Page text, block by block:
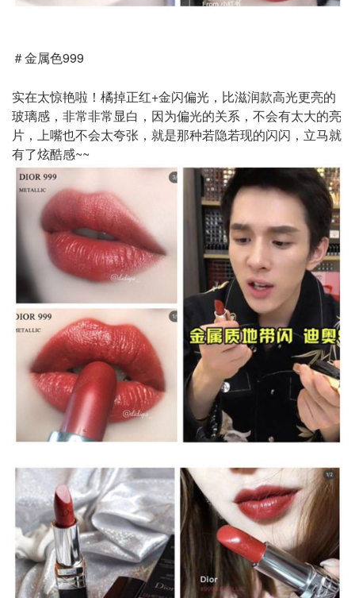
＃金属色999
实在太惊艳啦！橘掉正红+金闪偏光，比滋润款高光更亮的
玻璃感，非常非常显白，因为偏光的关系，不会有太大的亮
片，上嘴也不会太夸张，就是那种若隐若现的闪闪，立马就
有了炫酷感~~